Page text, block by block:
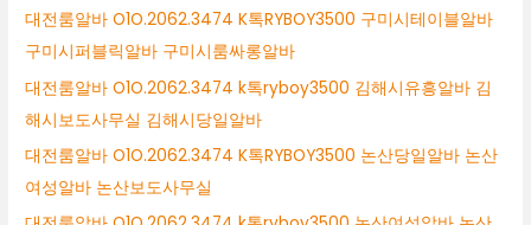
대전룸알바 O1O.2062.3474 K톡RYBOY3500 구미시테이블알바
구미시퍼블릭알바 구미시룸싸롱알바
대전룸알바 O1O.2062.3474 k톡ryboy3500 김해시유흥알바 김
해시보도사무실 김해시당일알바
대전룸알바 O1O.2062.3474 K톡RYBOY3500 논산당일알바 논산
여성알바 논산보도사무실